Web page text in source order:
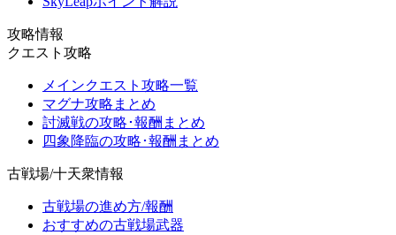
攻略情報
クエスト攻略
メインクエスト攻略一覧
マグナ攻略まとめ
討滅戦の攻略･報酬まとめ
四象降臨の攻略･報酬まとめ
古戦場/十天衆情報
古戦場の進め方/報酬
おすすめの古戦場武器